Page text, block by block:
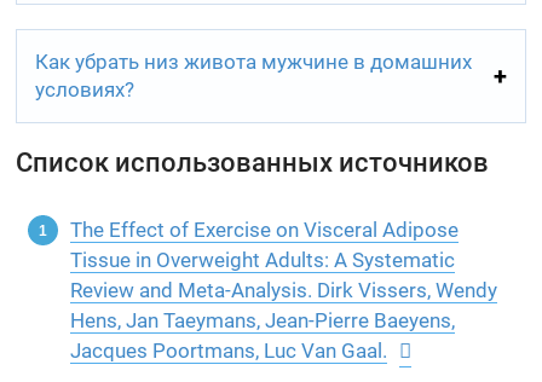
Как убрать низ живота мужчине в домашних
условиях?
Список использованных источников
The Effect of Exercise on Visceral Adipose
Tissue in Overweight Adults: A Systematic
Review and Meta-Analysis. Dirk Vissers, Wendy
Hens, Jan Taeymans, Jean-Pierre Baeyens,
Jacques Poortmans, Luc Van Gaal.